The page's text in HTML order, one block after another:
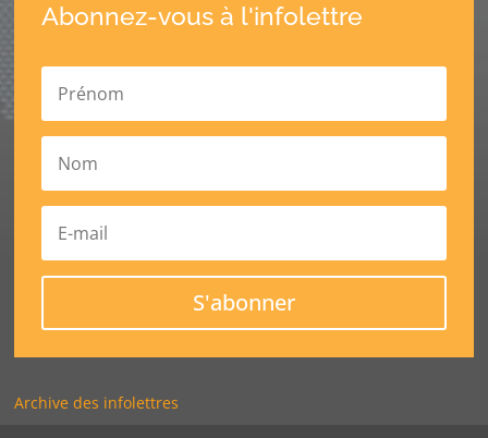
Abonnez-vous à l'infolettre
S'abonner
Archive des infolettres